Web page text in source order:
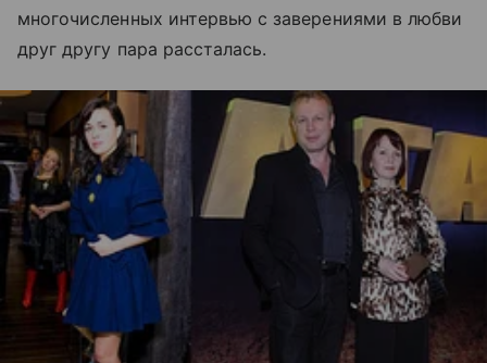
многочисленных интервью с заверениями в любви
друг другу пара рассталась.